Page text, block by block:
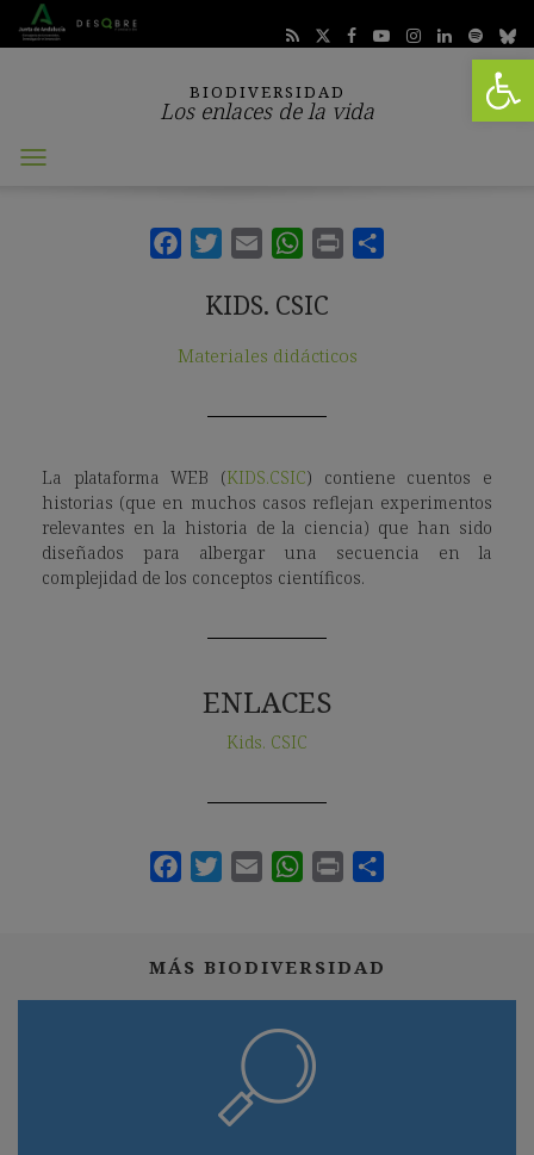
Abrir
BIODIVERSIDAD
Los enlaces de la vida
Abrir
KIDS. CSIC
Materiales didácticos
La plataforma WEB (KIDS.CSIC) contiene cuentos e
historias (que en muchos casos reflejan experimentos
relevantes en la historia de la ciencia) que han sido
diseñados para albergar una secuencia en la
complejidad de los conceptos científicos.
ENLACES
Kids. CSIC
MÁS BIODIVERSIDAD